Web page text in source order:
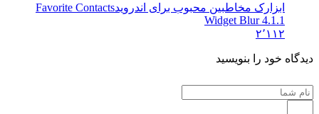
ابزارک مخاطبین محبوب برای اندرویدFavorite Contacts
Widget Blur 4.1.1
۲٬۱۱۲
دیدگاه خود را بنویسید